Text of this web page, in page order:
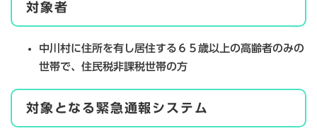
対象者
中川村に住所を有し居住する６５歳以上の高齢者のみの
世帯で、住民税非課税世帯の方
対象となる緊急通報システム